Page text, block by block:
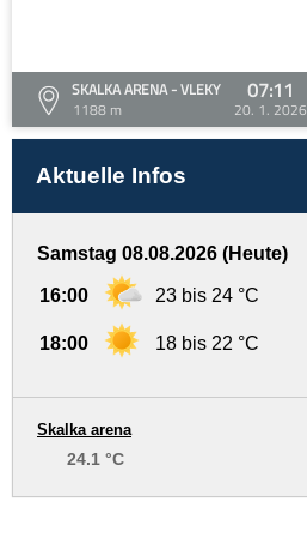
SKALKA ARENA - VLEKY
1188 m
07:11
20. 1. 2026
Aktuelle Infos
Samstag 08.08.2026 (Heute)
16:00 23 bis 24 °C
18:00 18 bis 22 °C
Skalka arena
24.1 °C